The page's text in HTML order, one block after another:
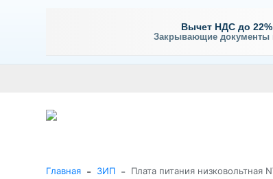
Вычет НДС до 22%
Закрывающие
Главная - ЗИП - Плата питания низковольтная